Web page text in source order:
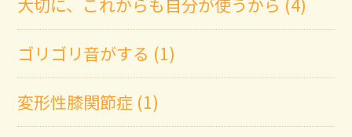
ゴリゴリ音がする (1)
変形性膝関節症 (1)